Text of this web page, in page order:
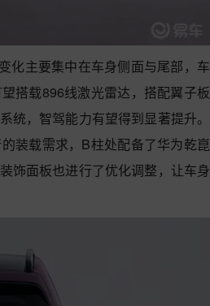
化主要集中在车身侧面与尾部，车
搭载896线激光雷达，搭配翼子板
统，智驾能力有望得到显著提升。
装载需求，B柱处配备了华为乾崑
饰面板也进行了优化调整，让车身